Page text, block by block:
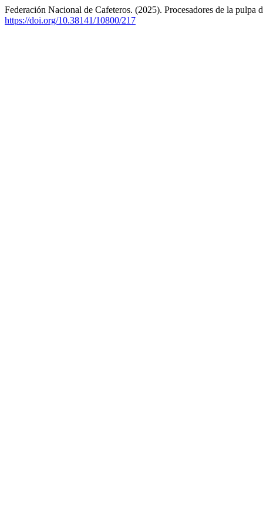
Federación Nacional de Cafeteros. (2025). Procesadores de la pulpa
https://doi.org/10.38141/10800/217